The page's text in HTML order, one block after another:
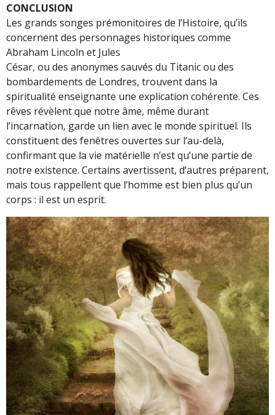
CONCLUSION
Les grands songes prémonitoires de l’Histoire, qu’ils
concernent des personnages historiques comme
Abraham Lincoln et Jules
César, ou des anonymes sauvés du Titanic ou des
bombardements de Londres, trouvent dans la
spiritualité enseignante une explication cohérente. Ces
rêves révèlent que notre âme, même durant
l’incarnation, garde un lien avec le monde spirituel. Ils
constituent des fenêtres ouvertes sur l’au-delà,
confirmant que la vie matérielle n’est qu’une partie de
notre existence. Certains avertissent, d’autres préparent,
mais tous rappellent que l’homme est bien plus qu’un
corps : il est un esprit.